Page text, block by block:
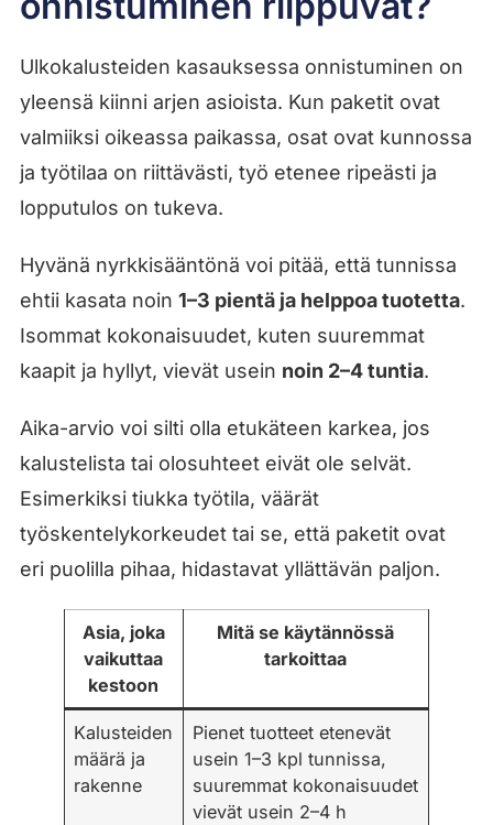
Ulkokalusteiden kasauksessa onnistuminen on
yleensä kiinni arjen asioista. Kun paketit ovat
valmiiksi oikeassa paikassa, osat ovat kunnossa
ja työtilaa on riittävästi, työ etenee ripeästi ja
lopputulos on tukeva.
Hyvänä nyrkkisääntönä voi pitää, että tunnissa
ehtii kasata noin 1–3 pientä ja helppoa tuotetta.
Isommat kokonaisuudet, kuten suuremmat
kaapit ja hyllyt, vievät usein noin 2–4 tuntia.
Aika-arvio voi silti olla etukäteen karkea, jos
kalustelista tai olosuhteet eivät ole selvät.
Esimerkiksi tiukka työtila, väärät
työskentelykorkeudet tai se, että paketit ovat
eri puolilla pihaa, hidastavat yllättävän paljon.
Asia, joka
vaikuttaa
kestoon
Mitä se käytännössä
tarkoittaa
Kalusteiden
määrä ja
rakenne
Pienet tuotteet etenevät
usein 1–3 kpl tunnissa,
suuremmat kokonaisuudet
vievät usein 2–4 h